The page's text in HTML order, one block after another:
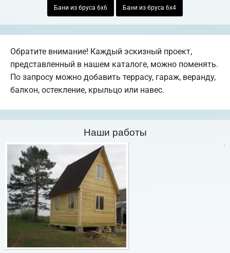
Бани из бруса 6х6 Бани из бруса 6х4
Обратите внимание! Каждый эскизный проект,
представленный в нашем каталоге, можно поменять.
По запросу можно добавить террасу, гараж, веранду,
балкон, остекление, крыльцо или навес.
Наши работы